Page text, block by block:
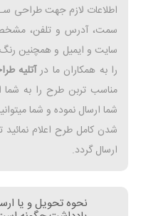
اطلاعات لازم جهت طراحی
سمت، آدرس و تلفن،
سایت و ایمیل و همچنین
را به همکاران ما درآتلیه
مناسب تربن طرح را به شما
شما ارسال نموده و شما
شدن کامل طرح اعلام
ارسال گردد.
نحوه تحویل و یا